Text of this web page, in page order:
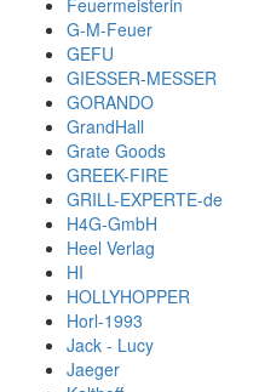
Feuermeisterin
G-M-Feuer
GEFU
GIESSER-MESSER
GORANDO
GrandHall
Grate Goods
GREEK-FIRE
GRILL-EXPERTE-de
H4G-GmbH
Heel Verlag
HI
HOLLYHOPPER
Horl-1993
Jack - Lucy
Jaeger